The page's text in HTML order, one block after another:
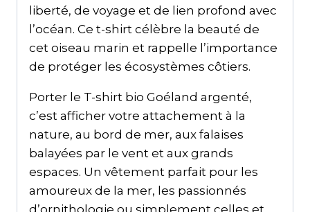
liberté, de voyage et de lien profond avec
l’océan. Ce t-shirt célèbre la beauté de
cet oiseau marin et rappelle l’importance
de protéger les écosystèmes côtiers.
Porter le T-shirt bio Goéland argenté,
c’est afficher votre attachement à la
nature, au bord de mer, aux falaises
balayées par le vent et aux grands
espaces. Un vêtement parfait pour les
amoureux de la mer, les passionnés